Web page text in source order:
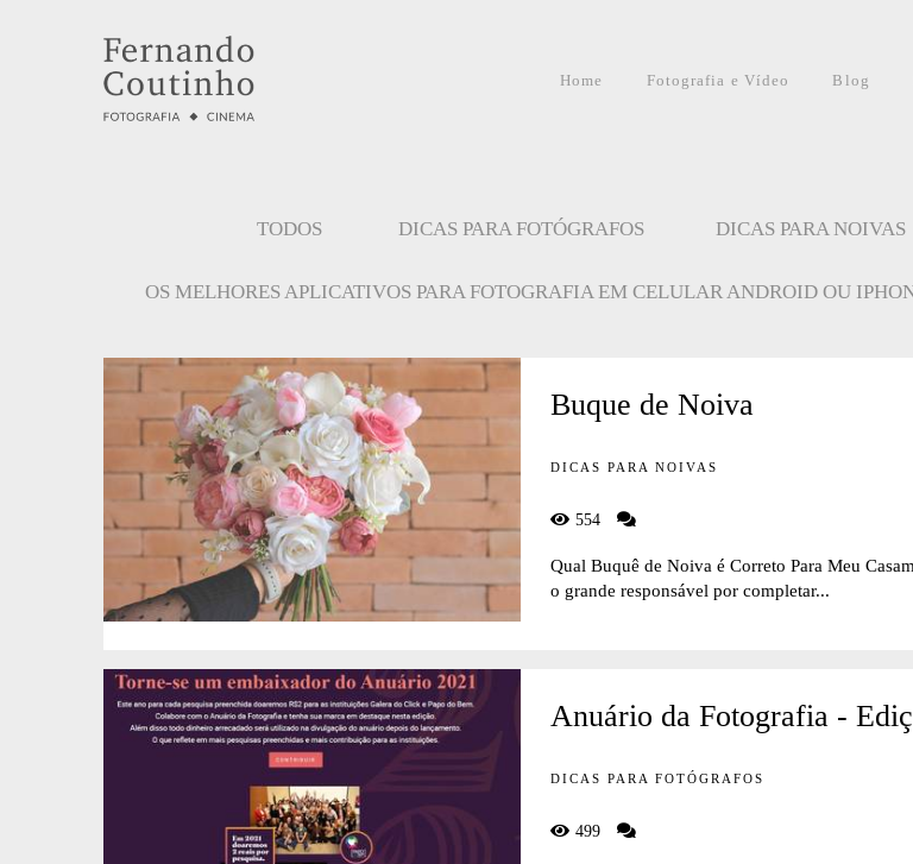
Home Fotografia e Vídeo Blog
TODOS DICAS PARA FOTÓGRAFOS DICAS PARA NOIVAS
OS MELHORES APLICATIVOS PARA FOTOGRAFIA EM CELULAR ANDROID OU
Buque de Noiva
DICAS PARA NOIVAS
554
Qual Buquê de Noiva é Correto Para Meu
o grande responsável por completar...
Anuário da Fotografia -
DICAS PARA FOTÓGRAFOS
499